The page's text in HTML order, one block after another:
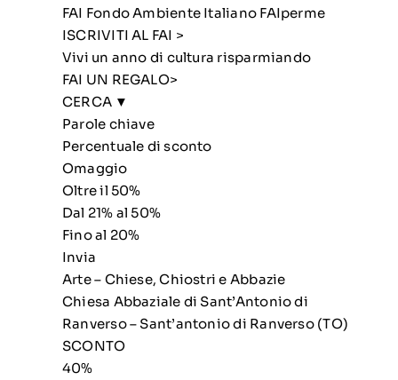
FAI Fondo Ambiente Italiano FAIperme
ISCRIVITI AL FAI >
Vivi un anno di cultura risparmiando
FAI UN REGALO>
CERCA ▼
Parole chiave
Percentuale di sconto
Omaggio
Oltre il 50%
Dal 21% al 50%
Fino al 20%
Invia
Arte – Chiese, Chiostri e Abbazie
Chiesa Abbaziale di Sant’Antonio di
Ranverso – Sant’antonio di Ranverso (TO)
SCONTO
40%